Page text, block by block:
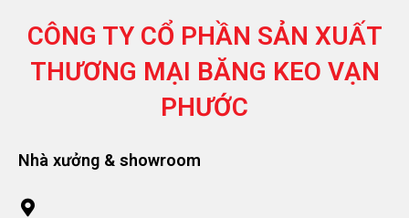
CÔNG TY CỔ PHẦN SẢN XUẤT
THƯƠNG MẠI BĂNG KEO VẠN
PHƯỚC
Nhà xưởng & showroom